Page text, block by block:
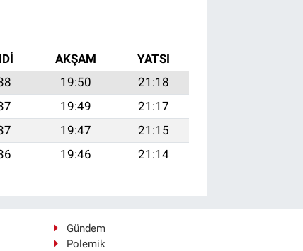
AKŞAM
YATSI
19:50
21:18
19:49
21:17
19:47
21:15
19:46 21:14
Gündem
Polemik